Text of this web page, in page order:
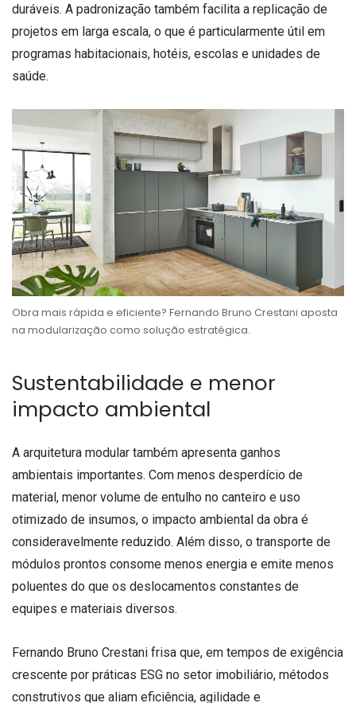
duráveis. A padronização também facilita a replicação de
projetos em larga escala, o que é particularmente útil em
programas habitacionais, hotéis, escolas e unidades de
saúde.
Obra mais rápida e eficiente? Fernando Bruno Crestani aposta
na modularização como solução estratégica.
Sustentabilidade e menor
impacto ambiental
A arquitetura modular também apresenta ganhos
ambientais importantes. Com menos desperdício de
material, menor volume de entulho no canteiro e uso
otimizado de insumos, o impacto ambiental da obra é
consideravelmente reduzido. Além disso, o transporte de
módulos prontos consome menos energia e emite menos
poluentes do que os deslocamentos constantes de
equipes e materiais diversos.
Fernando Bruno Crestani frisa que, em tempos de exigência
crescente por práticas ESG no setor imobiliário, métodos
construtivos que aliam eficiência, agilidade e